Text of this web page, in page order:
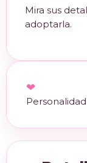
Mira sus
adoptarla.
Personalidad